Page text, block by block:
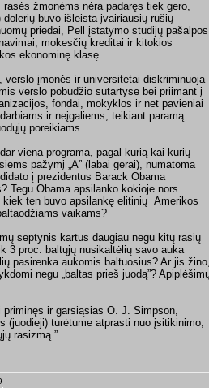
žmonėms nėra padaręs tiek gero,
buvo išleista įvairiausių rūšių
priedai, Pell įstatymo studijų
mokesčių kreditai ir kitokios
ekonominę klasę.
įmonės ir universitetai diskriminuoja
verslo pobūdžio sutartyse bei priimant į
fondai, mokyklos ir net pavieniai
ir neįgaliems, teikiant paramą
poreikiams.
viena programa, pagal kurią kai kurių
pažymį „A” (labai gerai), numatoma
į prezidentus Barack Obama
Tegu Obama apsilanko kokioje nors
ten buvo apsilankę elitinių Amerikos
vaikams?
septynis kartus daugiau negu kitų rasių
3 proc. baltųjų nusikaltėlių savo auka
pasirenka aukomis baltuosius? Ar jis žino,
negu „baltas prieš juodą”?
ir garsiąsias O. J. Simpson,
(juodieji) turėtume atprasti nuo įsitikinimo,
rasizmą.”